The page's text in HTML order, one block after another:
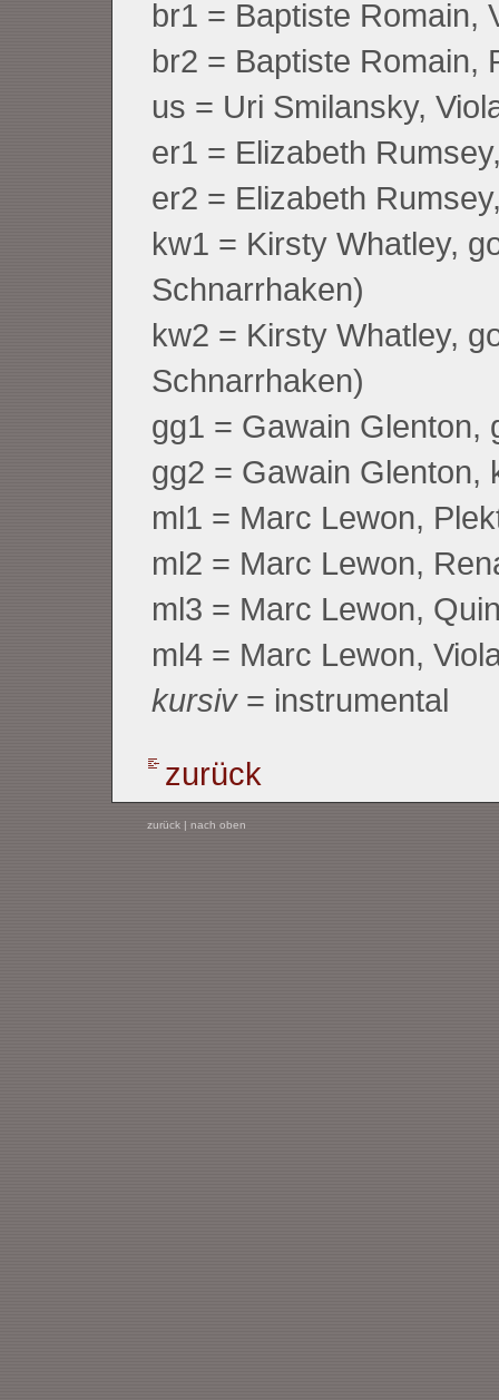
br1 = Baptiste Romain,
br2 = Baptiste Romain,
us = Uri Smilansky,
er1 = Elizabeth
er2 = Elizabeth
kw1 = Kirsty Whatley,
Schnarrhaken)
kw2 = Kirsty Whatley,
Schnarrhaken)
gg1 = Gawain Glenton,
gg2 = Gawain Glenton,
ml1 = Marc Lewon,
ml2 = Marc Lewon,
ml3 = Marc Lewon,
ml4 = Marc Lewon,
kursiv = instrumental
zurück
zurück| nach oben